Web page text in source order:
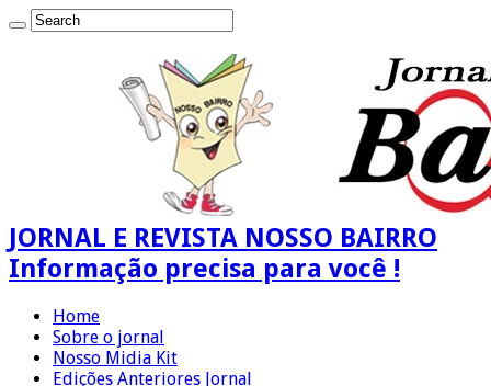
JORNAL E REVISTA NOSSO BAIRRO
Informação precisa para você !
Home
Sobre o jornal
Nosso Midia Kit
Edições Anteriores Jornal